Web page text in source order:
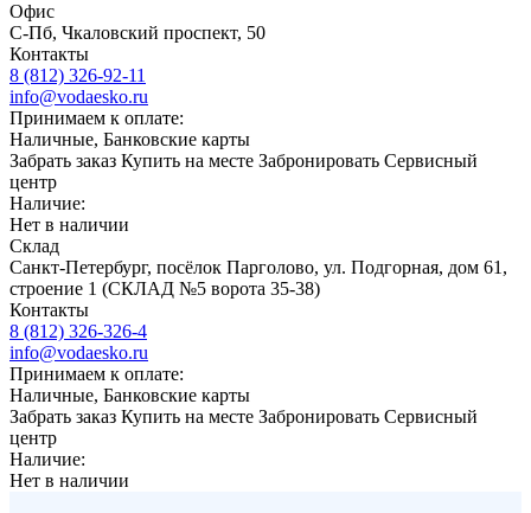
Офис
С-Пб, Чкаловский проспект, 50
Контакты
8 (812) 326-92-11
info@vodaesko.ru
Принимаем к оплате:
Наличные, Банковские карты
Забрать заказ Купить на месте Забронировать Сервисный
центр
Наличие:
Нет в наличии
Склад
Санкт-Петербург, посёлок Парголово, ул. Подгорная, дом 61,
строение 1 (СКЛАД №5 ворота 35-38)
Контакты
8 (812) 326-326-4
info@vodaesko.ru
Принимаем к оплате:
Наличные, Банковские карты
Забрать заказ Купить на месте Забронировать Сервисный
центр
Наличие:
Нет в наличии